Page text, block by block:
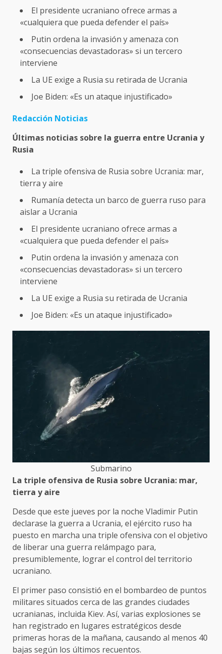
El presidente ucraniano ofrece armas a
«cualquiera que pueda defender el país»
Putin ordena la invasión y amenaza con
«consecuencias devastadoras» si un tercero
interviene
La UE exige a Rusia su retirada de Ucrania
Joe Biden: «Es un ataque injustificado»
Redacción Noticias
Últimas noticias sobre la guerra entre Ucrania y
Rusia
La triple ofensiva de Rusia sobre Ucrania: mar,
tierra y aire
Rumanía detecta un barco de guerra ruso para
aislar a Ucrania
El presidente ucraniano ofrece armas a
«cualquiera que pueda defender el país»
Putin ordena la invasión y amenaza con
«consecuencias devastadoras» si un tercero
interviene
La UE exige a Rusia su retirada de Ucrania
Joe Biden: «Es un ataque injustificado»
Submarino
La triple ofensiva de Rusia sobre Ucrania: mar,
tierra y aire
Desde que este jueves por la noche Vladimir Putin
declarase la guerra a Ucrania, el ejército ruso ha
puesto en marcha una triple ofensiva con el objetivo
de liberar una guerra relámpago para,
presumiblemente, lograr el control del territorio
ucraniano.
El primer paso consistió en el bombardeo de puntos
militares situados cerca de las grandes ciudades
ucranianas, incluida Kiev. Así, varias explosiones se
han registrado en lugares estratégicos desde
primeras horas de la mañana, causando al menos 40
bajas según los últimos recuentos.